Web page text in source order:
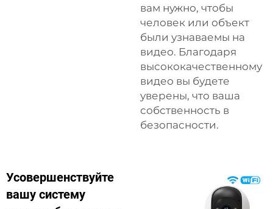
вам нужно, чтобы
человек или объект
были узнаваемы на
видео. Благодаря
высококачественному
видео вы будете
уверены, что ваша
собственность в
безопасности.
Усовершенствуйте
вашу систему